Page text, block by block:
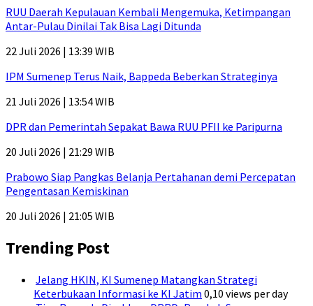
RUU Daerah Kepulauan Kembali Mengemuka, Ketimpangan
Antar-Pulau Dinilai Tak Bisa Lagi Ditunda
22 Juli 2026 | 13:39 WIB
IPM Sumenep Terus Naik, Bappeda Beberkan Strateginya
21 Juli 2026 | 13:54 WIB
DPR dan Pemerintah Sepakat Bawa RUU PFII ke Paripurna
20 Juli 2026 | 21:29 WIB
Prabowo Siap Pangkas Belanja Pertahanan demi Percepatan
Pengentasan Kemiskinan
20 Juli 2026 | 21:05 WIB
Trending Post
Jelang HKIN, KI Sumenep Matangkan Strategi
Keterbukaan Informasi ke KI Jatim 0,10 views per day